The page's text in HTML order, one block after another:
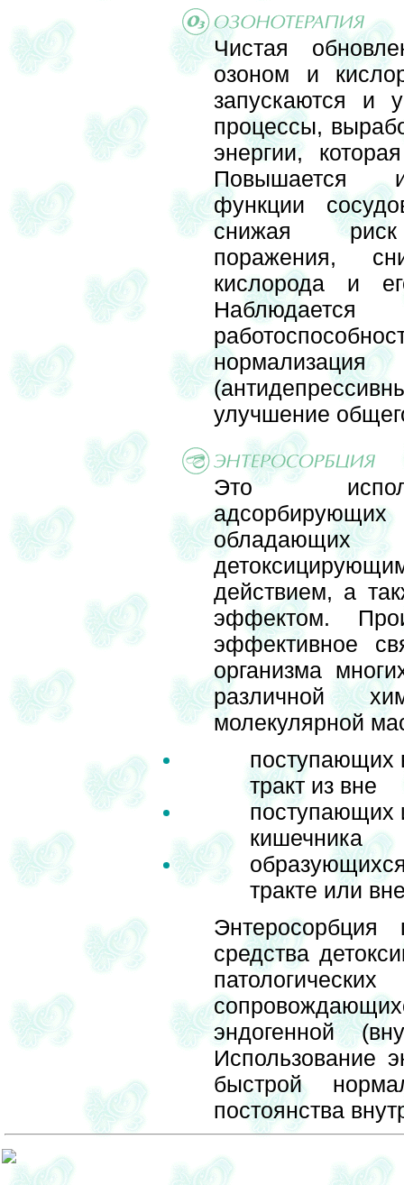
Чистая
озоном и
запускаются и
процессы,
энергии,
Повышается
функции
снижая риск
поражения,
кислорода и
улучшение
Это
адсорбирующих
действием, а
эффектом.
эффективное
организма
различной
молекулярной
поступающих
тракт из вне
поступающих
кишечника
тракте или
Энтеросорбция
средства
эндогенной
Использование
быстрой
постоянства